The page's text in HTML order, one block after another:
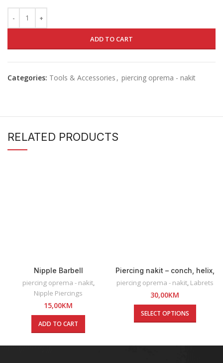
ADD TO CART
Categories: Tools & Accessories , piercing oprema - nakit
RELATED PRODUCTS
Nipple Barbell
piercing oprema - nakit,
Nipple Piercings
15,00KM
ADD TO CART
Piercing nakit – conch, helix,
piercing oprema - nakit, Labrets
30,00KM
SELECT OPTIONS